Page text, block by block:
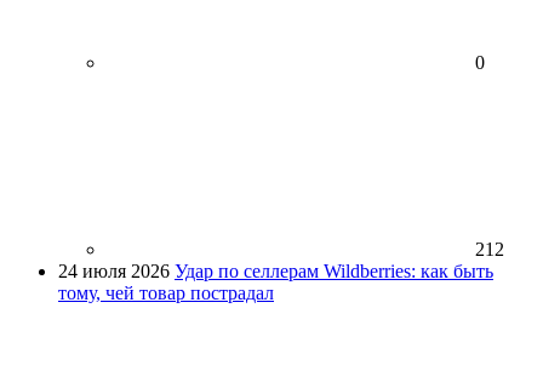
0
212
24 июля 2026 Удар по селлерам Wildberries: как быть
тому, чей товар пострадал